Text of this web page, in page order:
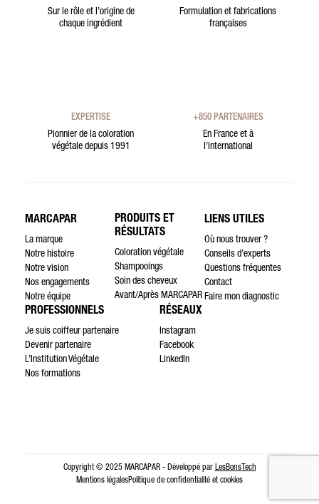
Sur le rôle et l’origine de
chaque ingrédient
Formulation et fabrications
françaises
EXPERTISE
Pionnier de la coloration
végétale depuis 1991
+850 PARTENAIRES
En France et à
l’international
MARCAPAR
La marque
Notre histoire
Notre vision
Nos engagements
Notre équipe
PRODUITS ET
RÉSULTATS
Coloration végétale
Shampooings
Soin des cheveux
Avant/Après MARCAPAR
LIENS UTILES
Où nous trouver ?
Conseils d’experts
Questions fréquentes
Contact
Faire mon diagnostic
PROFESSIONNELS
Je suis coiffeur partenaire
Devenir partenaire
L’Institution Végétale
Nos formations
RÉSEAUX
Instagram
Facebook
LinkedIn
Copyright © 2025 MARCAPAR - Développé par LesBonsTech
Mentions légalesPolitique de confidentialité et cookies